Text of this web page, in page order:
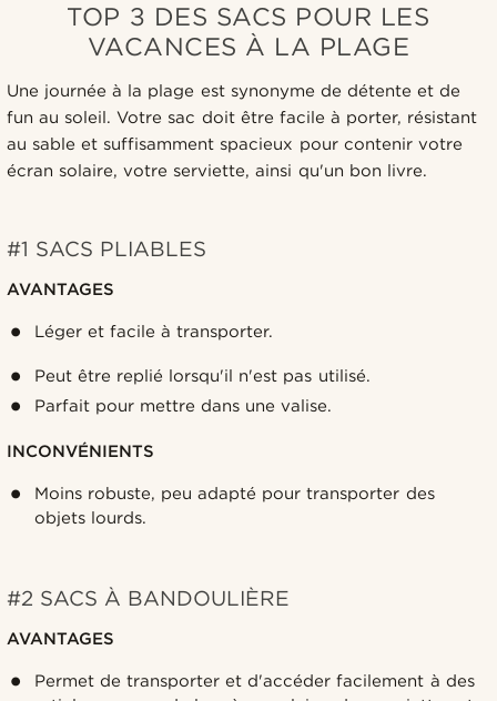
TOP 3 DES SACS POUR LES
VACANCES À LA PLAGE
Une journée à la plage est synonyme de détente et de
fun au soleil. Votre sac doit être facile à porter, résistant
au sable et suffisamment spacieux pour contenir votre
écran solaire, votre serviette, ainsi qu'un bon livre.
#1 SACS PLIABLES
AVANTAGES
Léger et facile à transporter.
Peut être replié lorsqu'il n'est pas utilisé.
Parfait pour mettre dans une valise.
INCONVÉNIENTS
Moins robuste, peu adapté pour transporter des
objets lourds.
#2 SACS À BANDOULIÈRE
AVANTAGES
Permet de transporter et d'accéder facilement à des